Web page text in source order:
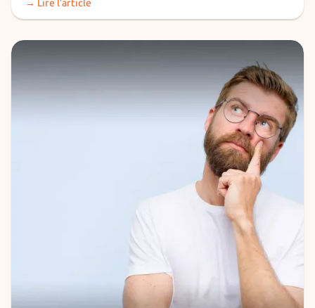
→ Lire l’article